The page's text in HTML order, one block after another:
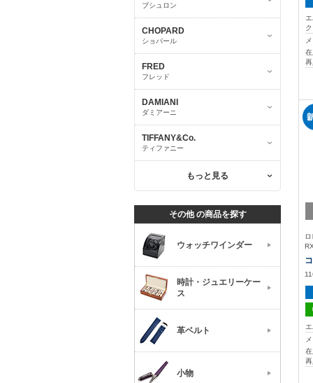
ク
ブシュロン
CHOPARD
ショパール
FRED
フレッド
DAMIANI
ダミアーニ
TIFFANY&Co.
ティファニー
もっと見る
その他 の商品を探す
ウォッチワインダー
時計・ジュエリーケー
ス
革ベルト
小物